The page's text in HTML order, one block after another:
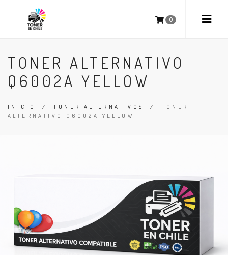
0
TONER ALTERNATIVO
Q6002A YELLOW
INICIO /TONER ALTERNATIVOS / TONER
ALTERNATIVO Q6002A YELLOW